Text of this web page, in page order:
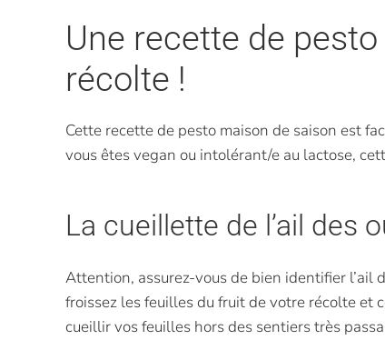
Une recette de
récolte !
Cette recette de pesto maison de saison est
vous êtes vegan ou intolérant/e au lactose,
La cueillette de l’ail des
Attention, assurez-vous de bien identifier l’ail
froissez les feuilles du fruit de votre récolte et
cueillir vos feuilles hors des sentiers très